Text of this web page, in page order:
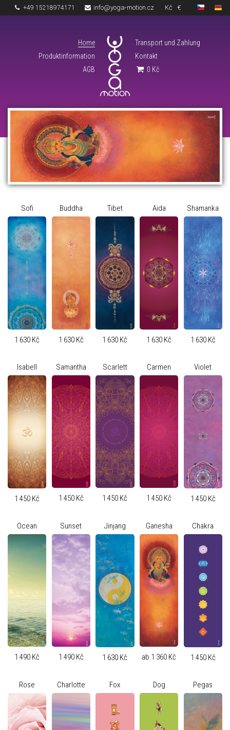
+49 15218974171 info@yoga-motion.cz Kč €
Home
Produktinformation
AGB
Transport und Zahlung
Kontakt
0 Kč
Sofi
1 630 Kč
Buddha
1 630 Kč
Tibet
1 630 Kč
Aida
1 630 Kč
Shamanka
1 630 Kč
Isabell
1 450 Kč
Samantha
1 450 Kč
Scarlett
1 450 Kč
Carmen
1 450 Kč
Violet
1 450 Kč
Ocean
1 490 Kč
Sunset
1 490 Kč
Jinjang
1 630 Kč
Ganesha
ab 1 360 Kč
Chakra
1 450 Kč
Rose Charlotte Fox Dog Pegas